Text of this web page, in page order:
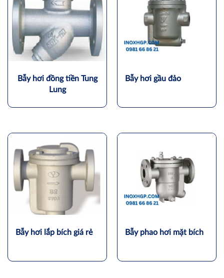
Bẫy hơi đồng tiền Tung
Lung
Bẫy hơi gầu đảo
Bẫy hơi lắp bích giá rẻ Bẫy phao hơi mặt bích